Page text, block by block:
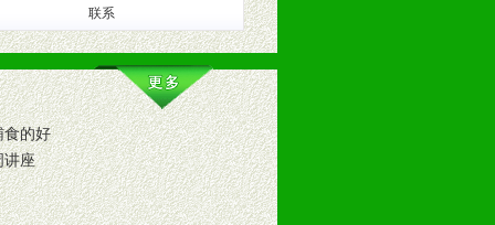
（包括POP、彩页、手提袋、易
联系
食的好
讲座